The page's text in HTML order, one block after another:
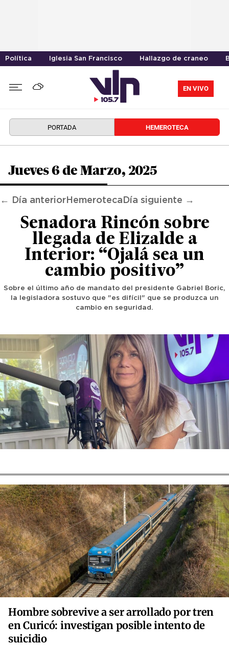
Política Iglesia San Francisco Hallazgo de craneo
EN VIVO
PORTADA HEMEROTECA
Jueves 6 de Marzo, 2025
← Día anterior Hemeroteca Día siguiente →
Senadora Rincón sobre
llegada de Elizalde a
Interior: “Ojalá sea un
cambio positivo”
Sobre el último año de mandato del presidente Gabriel Boric,
la legisladora sostuvo que "es difícil" que se produzca un
cambio en seguridad.
Hombre sobrevive a ser arrollado por tren
en Curicó: investigan posible intento de
suicidio